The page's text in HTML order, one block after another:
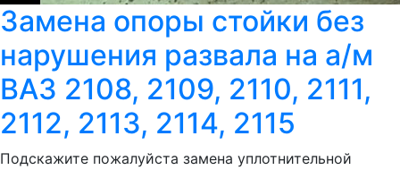
Замена опоры стойки без
нарушения развала на а/м
ВАЗ 2108, 2109, 2110, 2111,
2112, 2113, 2114, 2115
Подскажите пожалуйста замена уплотнительной